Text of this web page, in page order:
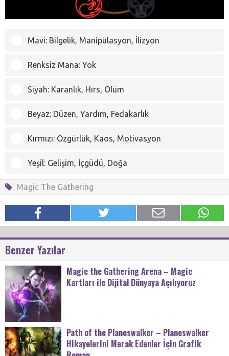
Mavi: Bilgelik, Manipülasyon, İlizyon
Renksiz Mana: Yok
Siyah: Karanlık, Hırs, Ölüm
Beyaz: Düzen, Yardım, Fedakarlık
Kırmızı: Özgürlük, Kaos, Motivasyon
Yeşil: Gelişim, İçgüdü, Doğa
Magic The Gathering
Benzer Yazılar
Magic the Gathering Arena – Magic
Kartları ile Dijital Dünyaya Açılıyoruz
Path of the Planeswalker – Planeswalker
Hikayelerini Merak Edenler İçin Grafik